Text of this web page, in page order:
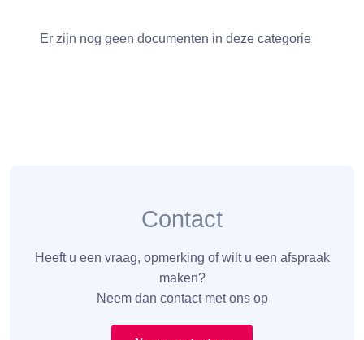
Er zijn nog geen documenten in deze categorie
Contact
Heeft u een vraag, opmerking of wilt u een afspraak
maken?
Neem dan contact met ons op